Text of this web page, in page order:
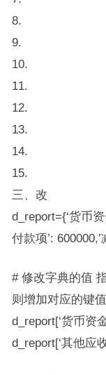
8.
9.
10.
11.
12.
13.
14.
15.
三、改
d_report={‘货币资
付款项’:
# 修改字典的值
则增加对应的键
d_report[‘货币资
d_report[‘其他应